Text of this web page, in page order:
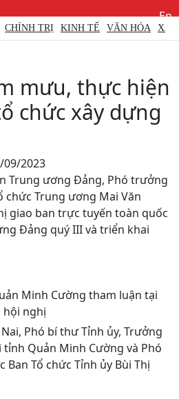
En
CHÍNH TRỊ KINH TẾ VĂN HÓA XÃ HỘI
mưu, thực hiện
chức xây dựng
09/2023
Trung ương Đảng, Phó trưởng
chức Trung ương Mai Văn
giao ban trực tuyến toàn quốc
Đảng quý III và triển khai
Minh Cường tham luận tại
hội nghị
Phó bí thư Tỉnh ủy, Trưởng
Quản Minh Cường và Phó
Tổ chức Tỉnh ủy Bùi Thị